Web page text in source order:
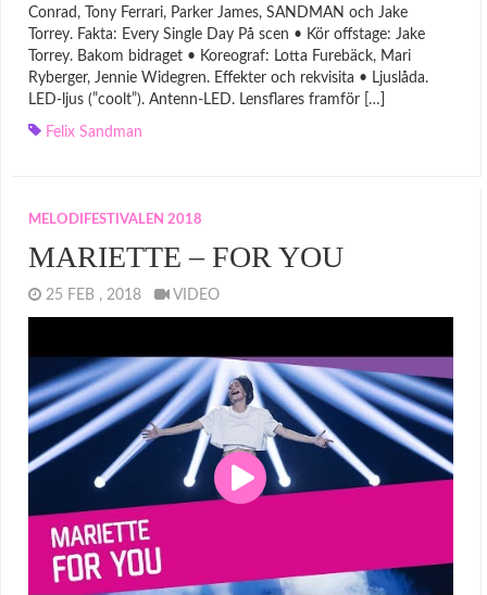
Conrad, Tony Ferrari, Parker James, SANDMAN och Jake
Torrey. Fakta: Every Single Day På scen • Kör offstage: Jake
Torrey. Bakom bidraget • Koreograf: Lotta Furebäck, Mari
Ryberger, Jennie Widegren. Effekter och rekvisita • Ljuslåda.
LED-ljus (”coolt”). Antenn-LED. Lensflares framför […]
Felix Sandman
MELODIFESTIVALEN 2018
MARIETTE – FOR YOU
25 FEB , 2018 VIDEO